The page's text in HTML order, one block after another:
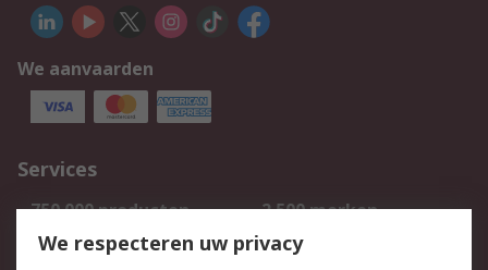
We aanvaarden
Services
750.000 producten
2.500 merken
Bestellen
Inkoopoplossingen
We respecteren uw privacy